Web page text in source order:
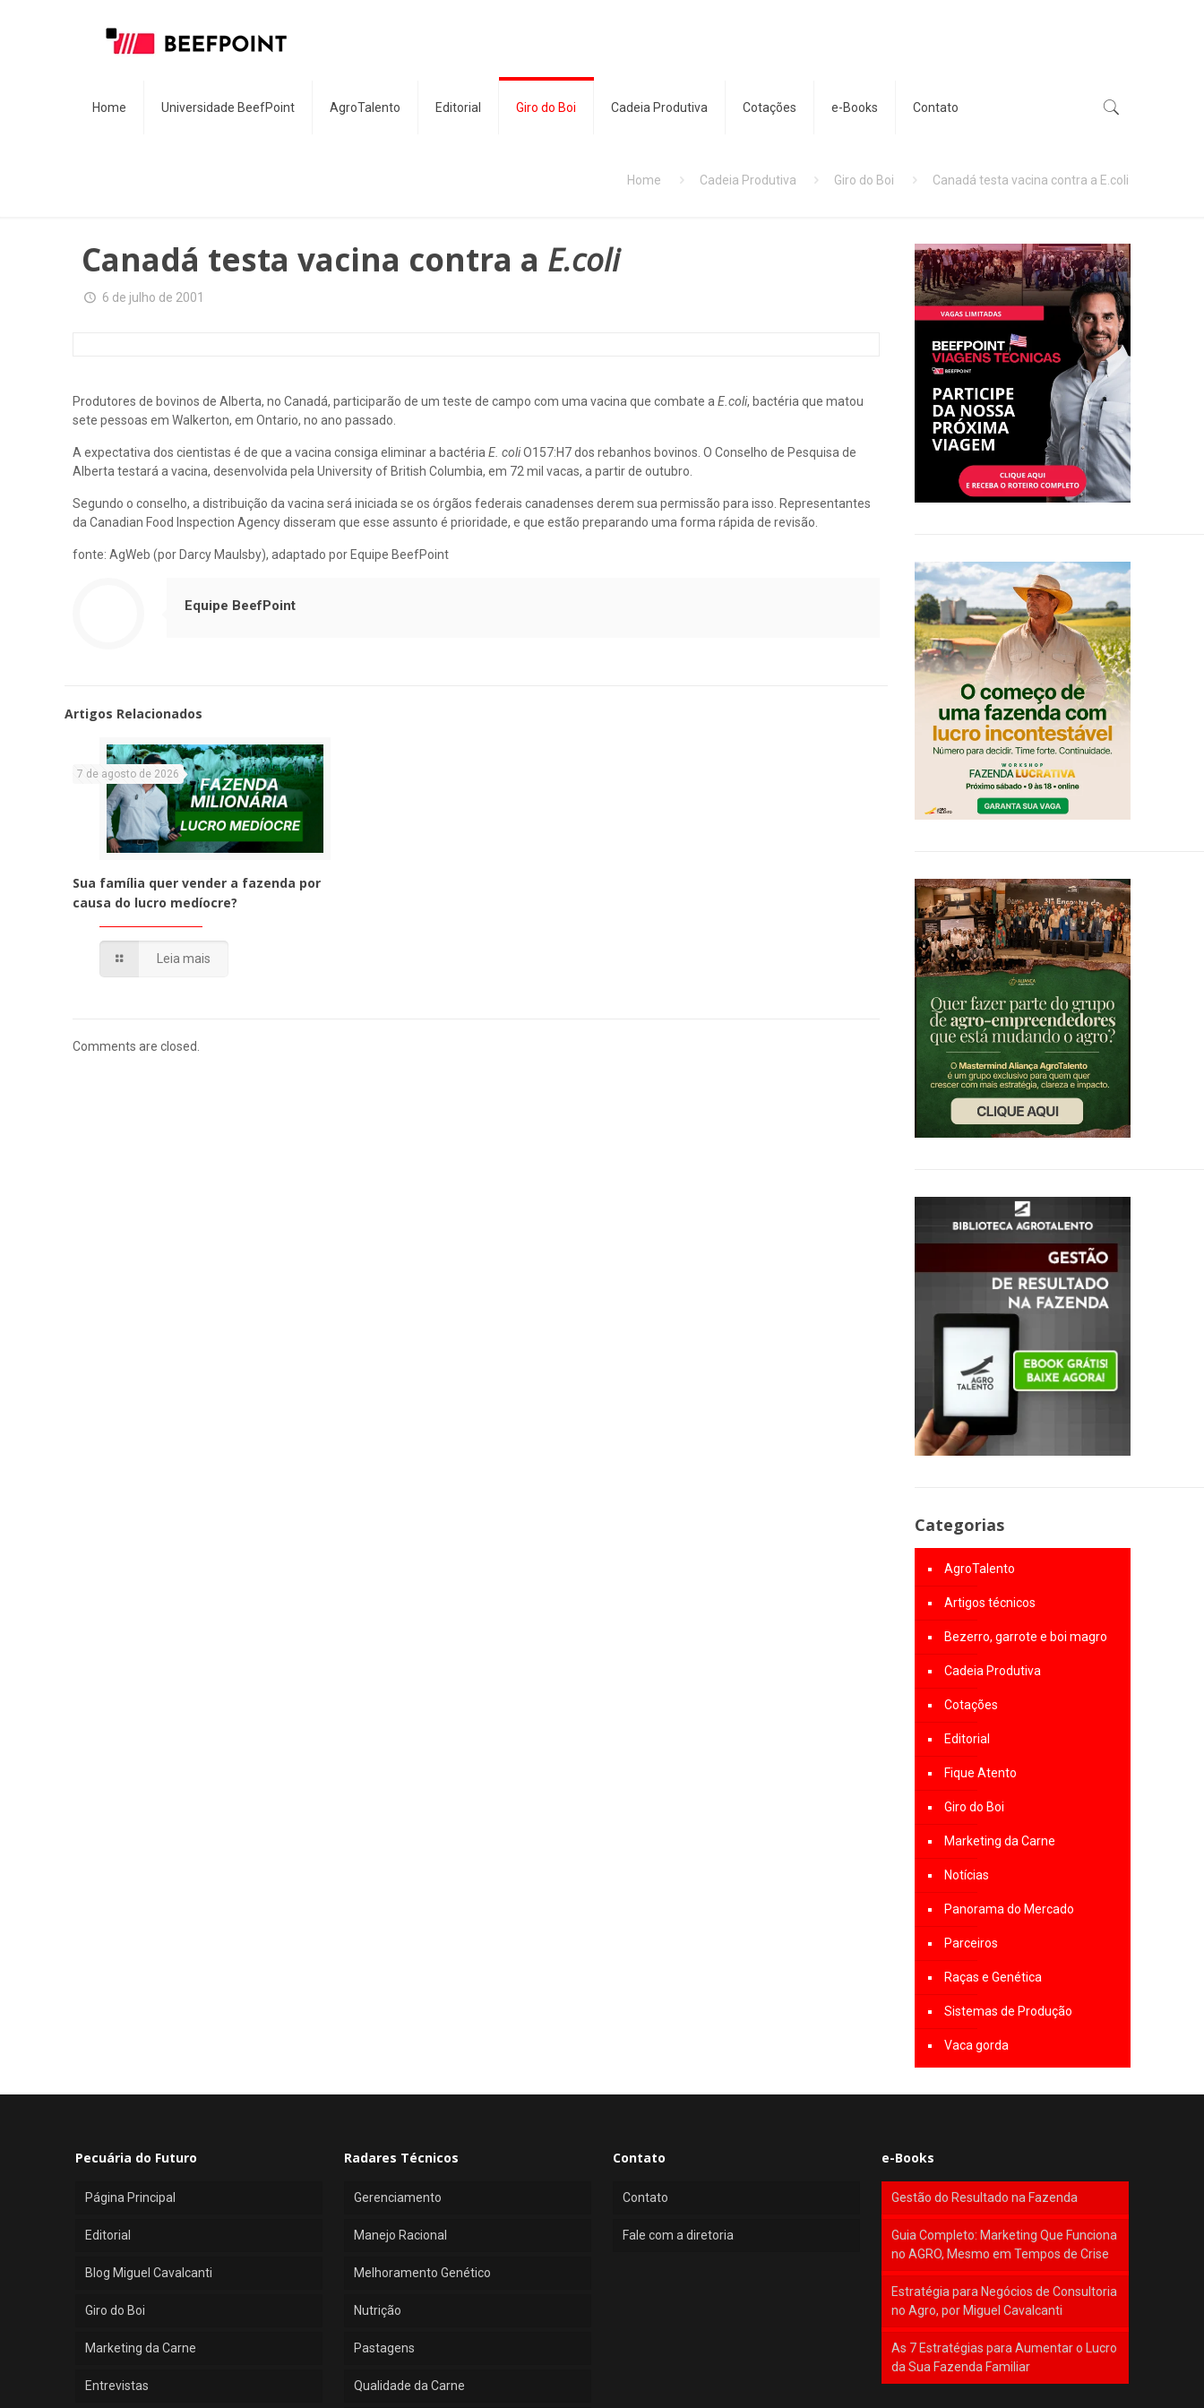
Home Universidade BeefPoint AgroTalento Editorial Giro do Boi Cadeia Produtiva Cotações e-Books Contato
Home Cadeia Produtiva Giro do Boi Canadá testa vacina contra a E.coli
Canadá testa vacina contra a E.coli
6 de julho de 2001
Produtores de bovinos de Alberta, no Canadá, participarão de um teste de campo com uma vacina que combate aE.coli, bactéria que matou
sete pessoas em Walkerton, em Ontario, no ano passado.
A expectativa dos cientistas é de que a vacina consiga eliminar a bactériaE. coliO157:H7 dos rebanhos bovinos. O Conselho de Pesquisa de
Alberta testará a vacina, desenvolvida pela University of British Columbia, em 72 mil vacas, a partir de outubro.
Segundo o conselho, a distribuição da vacina será iniciada se os órgãos federais canadenses derem sua permissão para isso. Representantes
da Canadian Food Inspection Agency disseram que esse assunto é prioridade, e que estão preparando uma forma rápida de revisão.
fonte: AgWeb (por Darcy Maulsby), adaptado por Equipe BeefPoint
Equipe BeefPoint
Artigos Relacionados
7 de agosto de 2026
Sua família quer vender a fazenda por
causa do lucro medíocre?
Leia mais
Comments are closed.
Categorias
AgroTalento
Artigos técnicos
Bezerro, garrote e boi magro
Cadeia Produtiva
Cotações
Editorial
Fique Atento
Giro do Boi
Marketing da Carne
Notícias
Panorama do Mercado
Parceiros
Raças e Genética
Sistemas de Produção
Vaca gorda
Pecuária do Futuro
Página Principal
Editorial
Blog Miguel Cavalcanti
Giro do Boi
Marketing da Carne
Entrevistas
Radares Técnicos
Gerenciamento
Manejo Racional
Melhoramento Genético
Nutrição
Pastagens
Qualidade da Carne
Contato
Contato
Fale com a diretoria
e-Books
Gestão do Resultado na Fazenda
Guia Completo: Marketing Que Funciona
no AGRO, Mesmo em Tempos de Crise
Estratégia para Negócios de Consultoria
no Agro, por Miguel Cavalcanti
As 7 Estratégias para Aumentar o Lucro
da Sua Fazenda Familiar